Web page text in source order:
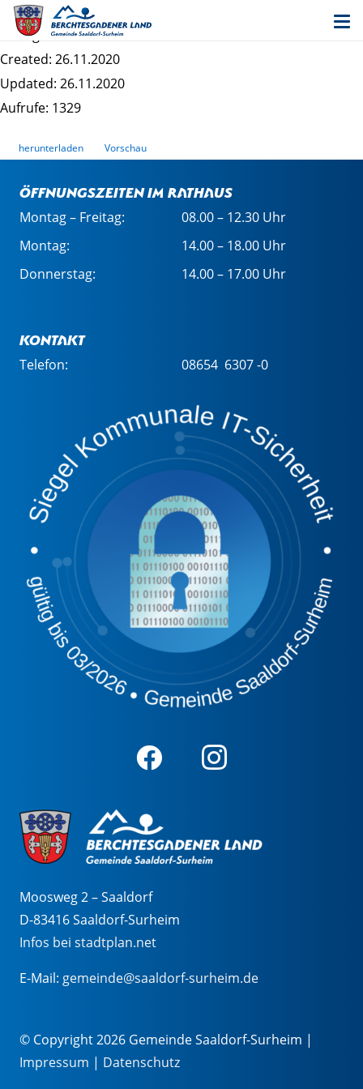
Lastschriftmandat - Gemeinde
Dateigrösse: 36.26 KB
Created: 26.11.2020
Updated: 26.11.2020
Aufrufe: 1329
herunterladen Vorschau
Öffnungszeiten im Rathaus
Montag – Freitag:
08.00 – 12.30 Uhr
Montag:
14.00 – 18.00 Uhr
Donnerstag:
14.00 – 17.00 Uhr
Kontakt
Telefon: 08654 6307 -0
Moosweg 2 – Saaldorf
D-83416 Saaldorf-Surheim
Infos bei stadtplan.net
E-Mail: gemeinde@saaldorf-surheim.de
© Copyright 2026 Gemeinde Saaldorf-Surheim |
Impressum | Datenschutz